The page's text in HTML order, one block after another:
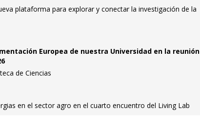
plataforma para explorar y conectar la investigación de la
Europea de nuestra Universidad en la reunión
de Ciencias
en el sector agro en el cuarto encuentro del Living Lab